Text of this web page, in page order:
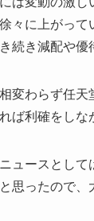
々に上がっ
続き減配や優
変わらず任
ば利確をしな
ュースとし
思ったので、